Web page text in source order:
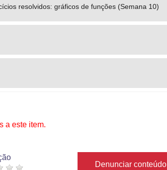
resolvidos: gráficos de funções (Semana 10)
a este item.
Denunciar conteúdo